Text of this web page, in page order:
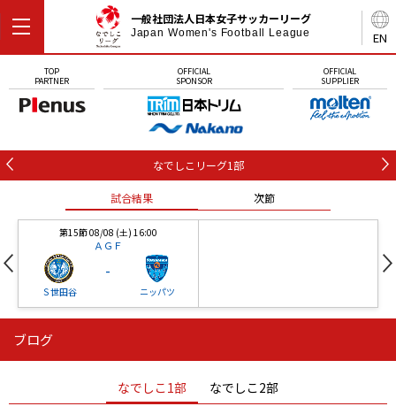
EN
一般社団法人日本女子サッカーリーグ
Japan Women's Football League
TOP
PARTNER
OFFICIAL
SPONSOR
OFFICIAL
SUPPLIER
なでしこリーグ1部
試合結果 次節
第15節 08/08 (土) 16:00
ＡＧＦ
Ｓ世田谷
-
ニッパツ
ニッパツ
ニッパツ 名古屋
石人の星
静岡 愛媛Ｌ
ブログ
なでしこ1部 なでしこ2部